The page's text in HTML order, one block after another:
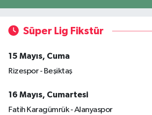
Süper Lig Fikstür
15 Mayıs, Cuma
Rizespor - Beşiktaş
16 Mayıs, Cumartesi
Fatih Karagümrük - Alanyaspor